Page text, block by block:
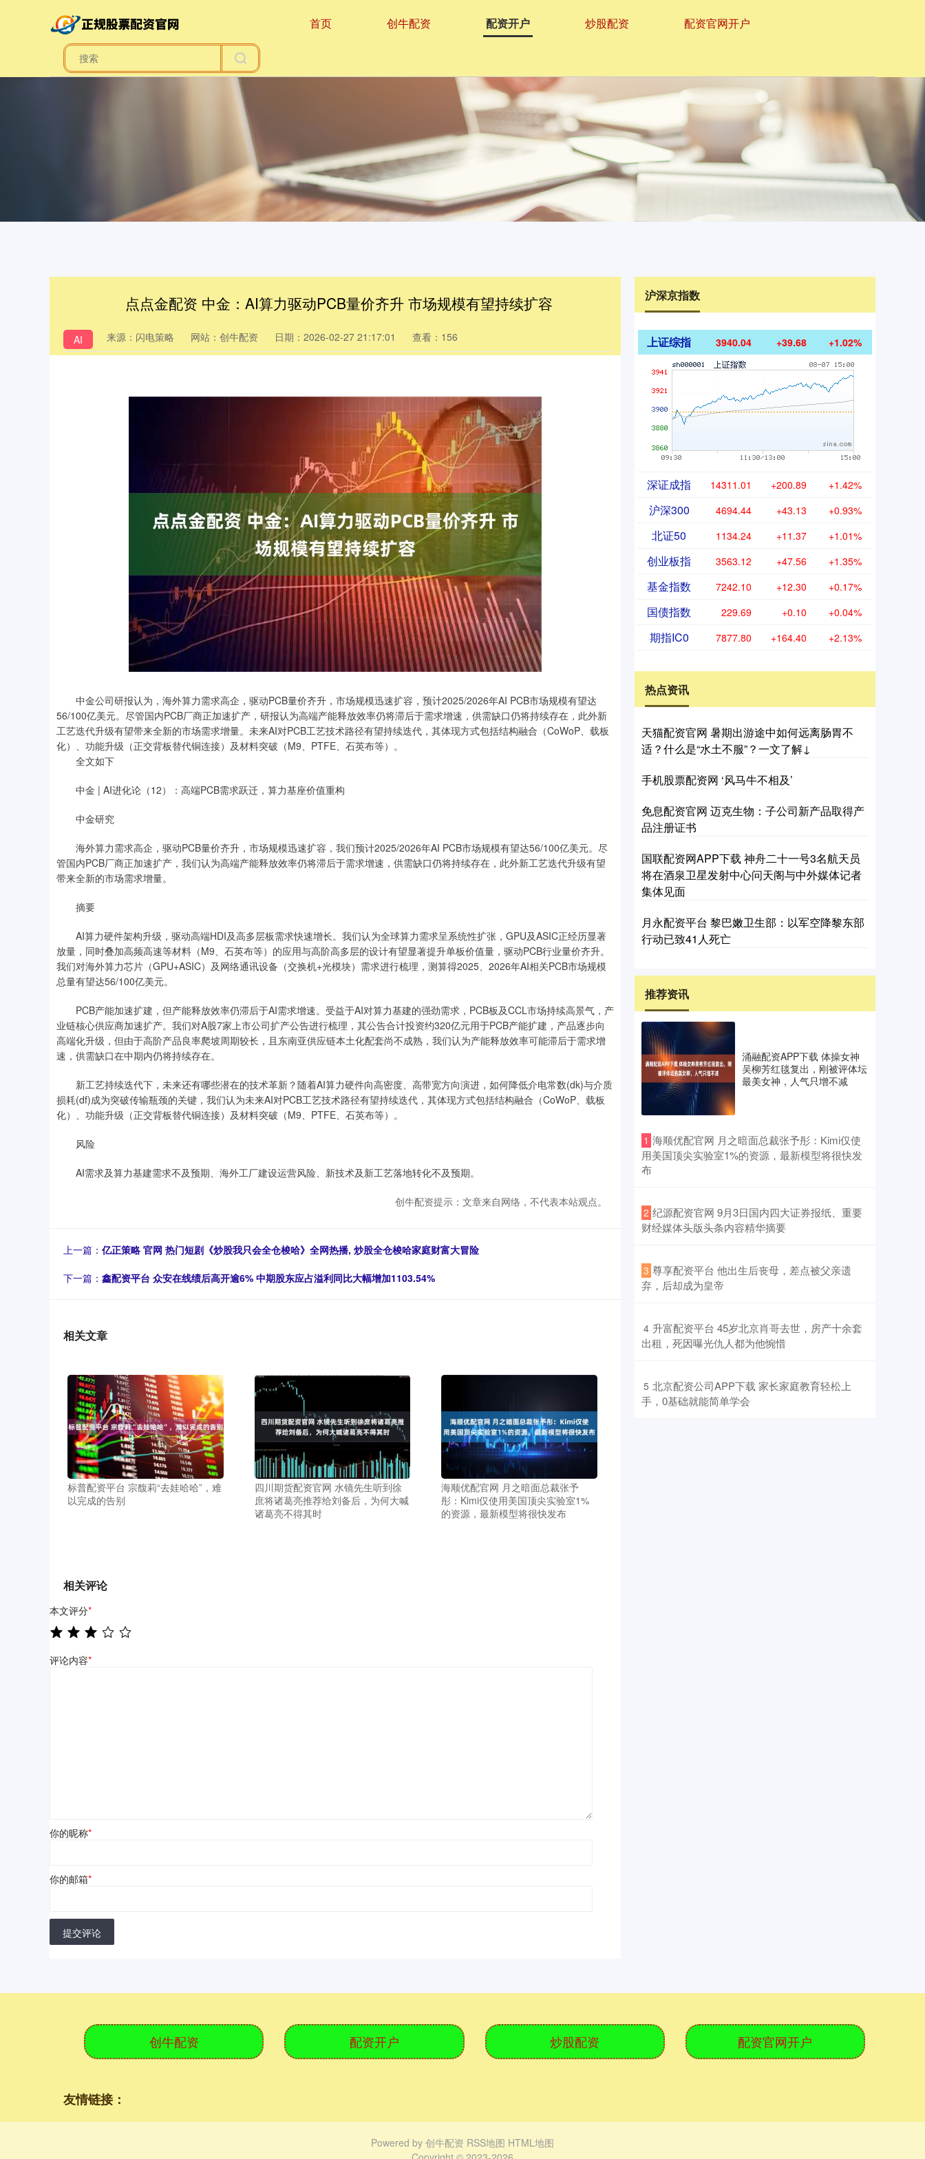
首页 创牛配资 配资开户 炒股配资 配资官网开户
点点金配资 中金：AI算力驱动PCB量价齐升 市场规模有望持续扩容
AI 来源：闪电策略 网站：创牛配资 日期：2026-02-27 21:17:01 查看：156
中金公司研报认为，海外算力需求高企，驱动PCB量价齐升，市场规模迅速扩容，预计2025/2026年AI PCB市场规模有望达
56/100亿美元。尽管国内PCB厂商正加速扩产，研报认为高端产能释放效率仍将滞后于需求增速，供需缺口仍将持续存在，此外新
工艺迭代升级有望带来全新的市场需求增量。未来AI对PCB工艺技术路径有望持续迭代，其体现方式包括结构融合（CoWoP、载板
化）、功能升级（正交背板替代铜连接）及材料突破（M9、PTFE、石英布等）。
全文如下
中金 | AI进化论（12）：高端PCB需求跃迁，算力基座价值重构
中金研究
海外算力需求高企，驱动PCB量价齐升，市场规模迅速扩容，我们预计2025/2026年AI PCB市场规模有望达56/100亿美元。尽
管国内PCB厂商正加速扩产，我们认为高端产能释放效率仍将滞后于需求增速，供需缺口仍将持续存在，此外新工艺迭代升级有望
带来全新的市场需求增量。
摘要
AI算力硬件架构升级，驱动高端HDI及高多层板需求快速增长。我们认为全球算力需求呈系统性扩张，GPU及ASIC正经历显著
放量，同时叠加高频高速等材料（M9、石英布等）的应用与高阶高多层的设计有望显著提升单板价值量，驱动PCB行业量价齐升。
我们对海外算力芯片（GPU+ASIC）及网络通讯设备（交换机+光模块）需求进行梳理，测算得2025、2026年AI相关PCB市场规模
总量有望达56/100亿美元。
PCB产能加速扩建，但产能释放效率仍滞后于AI需求增速。受益于AI对算力基建的强劲需求，PCB板及CCL市场持续高景气，产
业链核心供应商加速扩产。我们对A股7家上市公司扩产公告进行梳理，其公告合计投资约320亿元用于PCB产能扩建，产品逐步向
高端化升级，但由于高阶产品良率爬坡周期较长，且东南亚供应链本土化配套尚不成熟，我们认为产能释放效率可能滞后于需求增
速，供需缺口在中期内仍将持续存在。
新工艺持续迭代下，未来还有哪些潜在的技术革新？随着AI算力硬件向高密度、高带宽方向演进，如何降低介电常数(dk)与介质
损耗(df)成为突破传输瓶颈的关键，我们认为未来AI对PCB工艺技术路径有望持续迭代，其体现方式包括结构融合（CoWoP、载板
化）、功能升级（正交背板替代铜连接）及材料突破（M9、PTFE、石英布等）。
风险
AI需求及算力基建需求不及预期、海外工厂建设运营风险、新技术及新工艺落地转化不及预期。
创牛配资提示：文章来自网络，不代表本站观点。
上一篇： 亿正策略 官网 热门短剧《炒股我只会全仓梭哈》全网热播, 炒股全仓梭哈家庭财富大冒险
下一篇： 鑫配资平台 众安在线绩后高开逾6% 中期股东应占溢利同比大幅增加1103.54%
相关文章
标普配资平台 宗馥莉“去娃哈哈”，难
以完成的告别
四川期货配资官网 水镜先生听到徐
庶将诸葛亮推荐给刘备后，为何大喊
诸葛亮不得其时
海顺优配官网 月之暗面总裁张予
彤：Kimi仅使用美国顶尖实验室1%
的资源，最新模型将很快发布
相关评论
本文评分*
评论内容*
你的昵称*
你的邮箱*
提交评论
沪深京指数
上证综指 3940.04 +39.68 +1.02%
深证成指 14311.01 +200.89 +1.42%
沪深300 4694.44 +43.13 +0.93%
北证50 1134.24 +11.37 +1.01%
创业板指 3563.12 +47.56 +1.35%
基金指数 7242.10 +12.30 +0.17%
国债指数 229.69 +0.10 +0.04%
期指IC0 7877.80 +164.40 +2.13%
热点资讯
天猫配资官网 暑期出游途中如何远离肠胃不
适？什么是“水土不服”？一文了解↓
手机股票配资网 ‘风马牛不相及’
免息配资官网 迈克生物：子公司新产品取得产
品注册证书
国联配资网APP下载 神舟二十一号3名航天员
将在酒泉卫星发射中心问天阁与中外媒体记者
集体见面
月永配资平台 黎巴嫩卫生部：以军空降黎东部
行动已致41人死亡
推荐资讯
涌融配资APP下载 体操女神
吴柳芳红毯复出，刚被评体坛
最美女神，人气只增不减
1 ​海顺优配官网 月之暗面总裁张予彤：Kimi仅使
用美国顶尖实验室1%的资源，最新模型将很快发
布
2 ​纪源配资官网 9月3日国内四大证券报纸、重要
财经媒体头版头条内容精华摘要
3 ​尊享配资平台 他出生后丧母，差点被父亲遗
弃，后却成为皇帝
4 ​升富配资平台 45岁北京肖哥去世，房产十余套
出租，死因曝光仇人都为他惋惜
5 ​北京配资公司APP下载 家长家庭教育轻松上
手，0基础就能简单学会
创牛配资 配资开户 炒股配资 配资官网开户
友情链接：
Powered by 创牛配资 RSS地图 HTML地图